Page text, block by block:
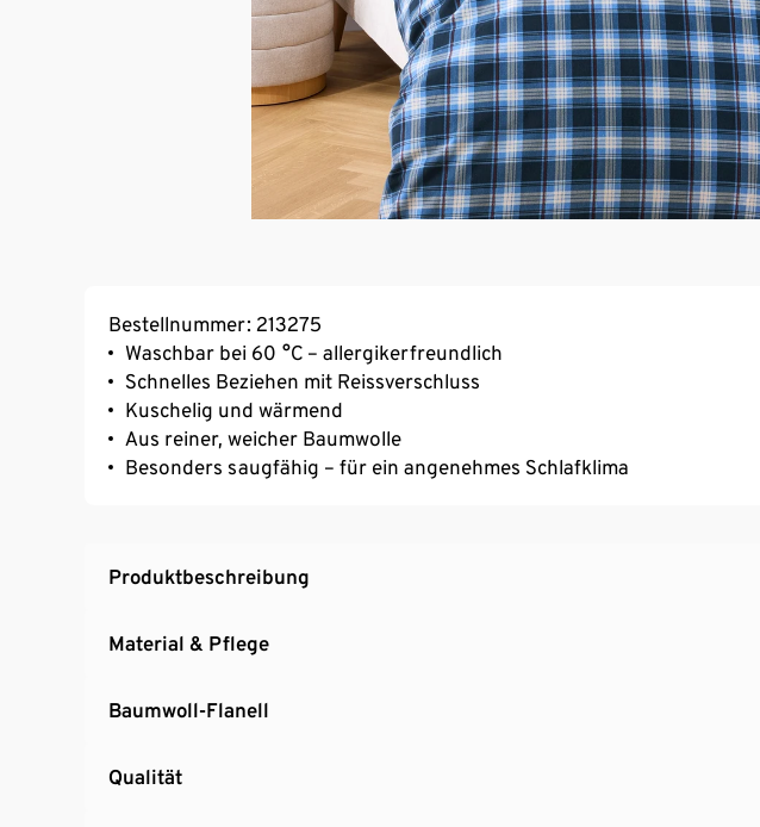
Bestellnummer: 213275
Waschbar bei 60 °C – allergikerfreundlich
Schnelles Beziehen mit Reissverschluss
Kuschelig und wärmend
Aus reiner, weicher Baumwolle
Besonders saugfähig – für ein angenehmes Schlafklima
Produktbeschreibung
Material & Pflege
Baumwoll-Flanell
Qualität